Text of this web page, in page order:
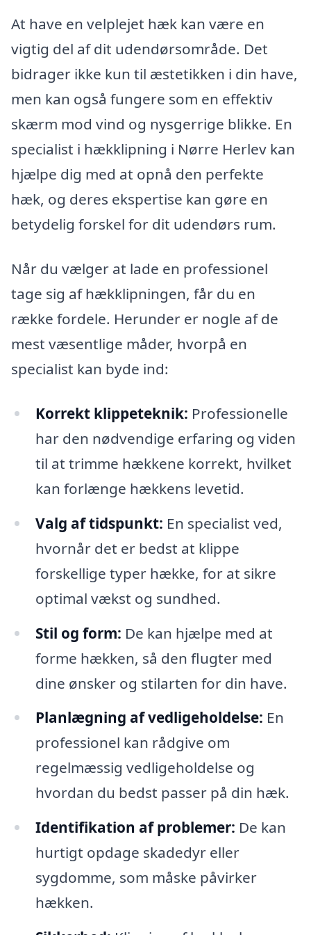
At have en velplejet hæk kan være en
vigtig del af dit udendørsområde. Det
bidrager ikke kun til æstetikken i din have,
men kan også fungere som en effektiv
skærm mod vind og nysgerrige blikke. En
specialist i hækklipning i Nørre Herlev kan
hjælpe dig med at opnå den perfekte
hæk, og deres ekspertise kan gøre en
betydelig forskel for dit udendørs rum.
Når du vælger at lade en professionel
tage sig af hækklipningen, får du en
række fordele. Herunder er nogle af de
mest væsentlige måder, hvorpå en
specialist kan byde ind:
Korrekt klippeteknik: Professionelle
har den nødvendige erfaring og viden
til at trimme hækkene korrekt, hvilket
kan forlænge hækkens levetid.
Valg af tidspunkt: En specialist ved,
hvornår det er bedst at klippe
forskellige typer hække, for at sikre
optimal vækst og sundhed.
Stil og form: De kan hjælpe med at
forme hækken, så den flugter med
dine ønsker og stilarten for din have.
Planlægning af vedligeholdelse: En
professionel kan rådgive om
regelmæssig vedligeholdelse og
hvordan du bedst passer på din hæk.
Identifikation af problemer: De kan
hurtigt opdage skadedyr eller
sygdomme, som måske påvirker
hækken.